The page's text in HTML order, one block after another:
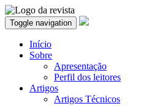
Toggle navigation
Início
Sobre
Apresentação
Perfil dos leitores
Artigos
Artigos Técnicos